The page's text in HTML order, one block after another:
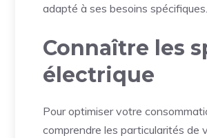
adapté à ses besoins spécifiques.
Connaître les
électrique
Pour optimiser votre
comprendre les particularités de